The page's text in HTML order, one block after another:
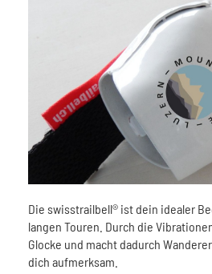
Die swisstrailbell® ist dein idealer
langen Touren. Durch die
Glocke und macht dadurch
dich aufmerksam.